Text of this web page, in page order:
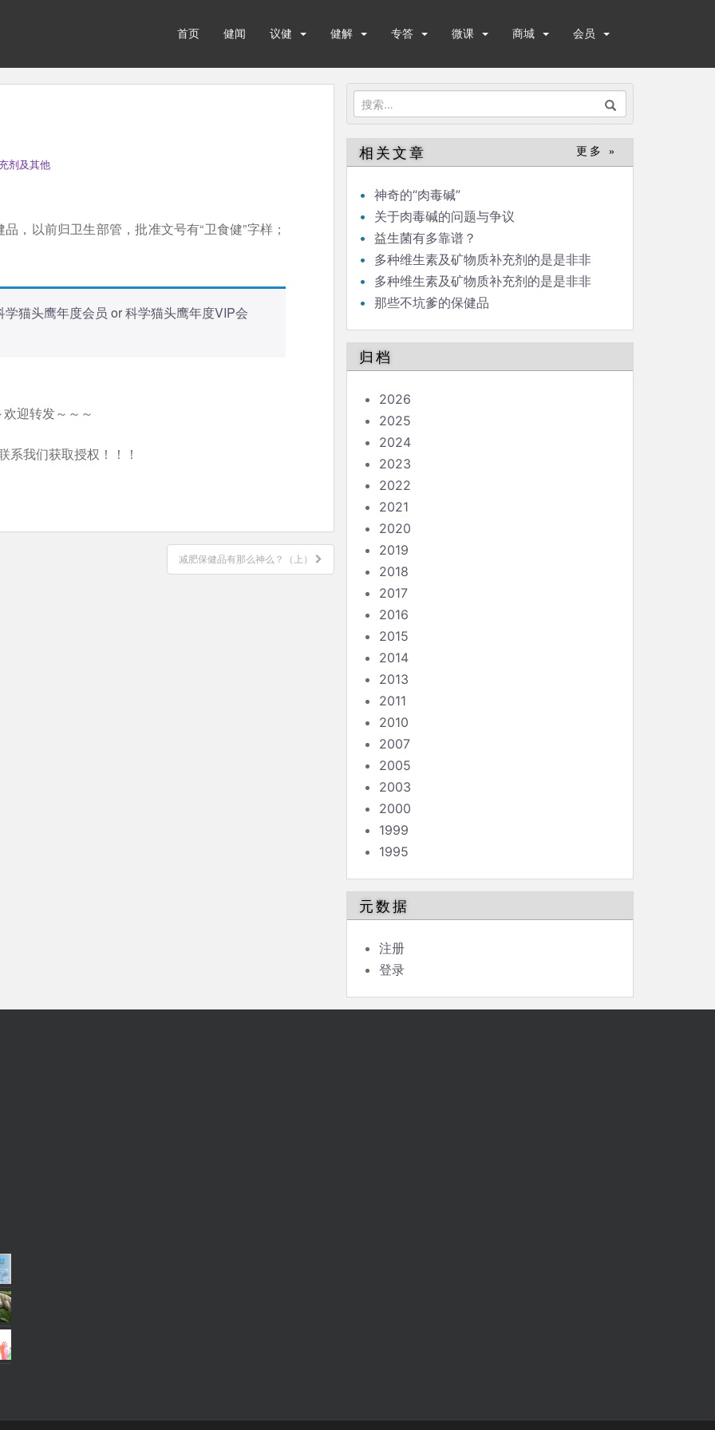
首页 健闻 议健 健解 专答 微课 商城 会员
搜
索：
剂及其他
，以前归卫生部管，批准文号有“卫食健”字样；
学猫头鹰年度会员 or科学猫头鹰年度VIP会
迎转发～～～
系我们获取授权！！！
减肥保健品有那么神么？（上）
相关文章 更多 »
神奇的“肉毒碱”
关于肉毒碱的问题与争议
益生菌有多靠谱？
多种维生素及矿物质补充剂的是是非非
（上）
多种维生素及矿物质补充剂的是是非非
（下）
那些不坑爹的保健品
归档
2026
2025
2024
2023
2022
2021
2020
2019
2018
2017
2016
2015
2014
2013
2011
2010
2007
2005
2003
2000
1999
1995
元数据
注册
登录